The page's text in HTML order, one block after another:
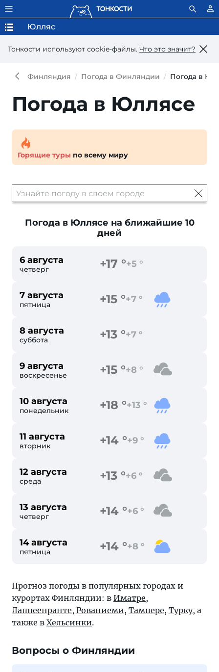
Тонкости используют сookie-файлы. Что это значит?
Юлляс
Финляндия Погода в Финляндии Погода в
Погода в Юллясе
Горящие туры по всему миру
Погода в Юллясе на ближайшие 10
дней
6 августа
четверг +17 °+5 °
7 августа
пятница +15 °+7 °
8 августа
суббота +13 °+7 °
9 августа
воскресенье +15 °+8 °
10 августа
понедельник +18 °+13 °
11 августа
вторник +14 °+9 °
12 августа
среда +13 °+6 °
13 августа
четверг +14 °+6 °
14 августа
пятница +14 °+8 °
Прогноз погоды в популярных городах и
курортах Финляндии: в Иматре,
Лаппеенранте, Рованиеми, Тампере, Турку, а
также в Хельсинки.
Вопросы о Финляндии